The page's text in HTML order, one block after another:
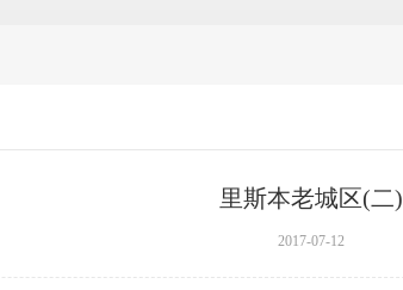
里斯本老城区(二)
2017-07-12